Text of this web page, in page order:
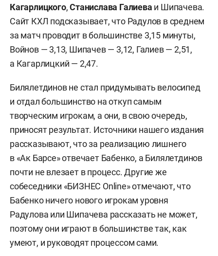
Кагарлицкого,Станислава Галиева и Шипачева.
Сайт КХЛ подсказывает, что Радулов в среднем
за матч проводит в большинстве 3,15 минуты,
Войнов — 3,13, Шипачев — 3,12, Галиев — 2,51,
а Кагарлицкий — 2,47.
Билялетдинов не стал придумывать велосипед
и отдал большинство на откуп самым
творческим игрокам, а они, в свою очередь,
приносят результат. Источники нашего издания
рассказывают, что за реализацию лишнего
в «Ак Барсе» отвечает Бабенко, а Билялетдинов
почти не влезает в процесс. Другие же
собеседники «БИЗНЕС Online» отмечают, что
Бабенко ничего нового игрокам уровня
Радулова или Шипачева рассказать не может,
поэтому они играют в большинстве так, как
умеют, и руководят процессом сами.